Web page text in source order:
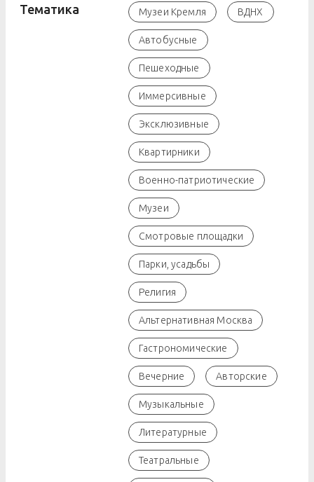
Тематика Музеи Кремля ВДНХ
Автобусные
Пешеходные
Иммерсивные
Эксклюзивные
Квартирники
Военно-патриотические
Музеи
Смотровые площадки
Парки, усадьбы
Религия
Альтернативная Москва
Гастрономические
Вечерние Авторские
Музыкальные
Литературные
Театральные